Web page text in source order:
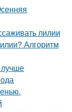
лилии
Алгоритм
лучше